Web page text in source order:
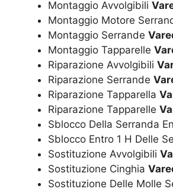
Montaggio Avvolgibili
Montaggio Motore
Montaggio Serrande
Montaggio Tapparelle
Riparazione Avvolgibili
Riparazione Serrande
Riparazione Tapparella
Riparazione Tapparelle
Sblocco Della Serranda
Sblocco Entro 1 H Delle
Sostituzione Avvolgibili
Sostituzione Cinghia
Sostituzione Delle Molle